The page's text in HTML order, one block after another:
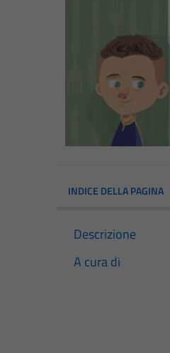
INDICE DELLA PAGINA
Descrizione
A cura di